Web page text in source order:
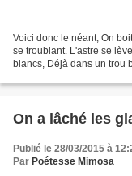
Voici donc le néant, On
se troublant. L'astre se
blancs, Déjà dans un trou
On a lâché les
Publié le 28/03/2015 à
Par Poétesse Mimosa